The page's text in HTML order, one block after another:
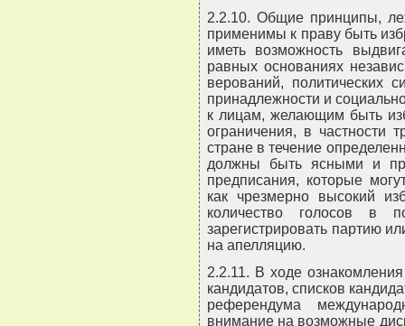
2.2.10. Общие принципы,
применимы к праву быть
иметь возможность
равных основаниях
верований, политических
принадлежности и
к лицам, желающим быть
ограничения, в частности
стране в течение
должны быть ясными и
предписания, которые
как чрезмерно высокий
количество голосов в
зарегистрировать партию
на апелляцию.
2.2.11. В ходе
кандидатов, списков
референдума
внимание на возможные